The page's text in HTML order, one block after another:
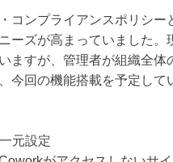
コンプライアンスポリシ
ーズが高まっていました
ますが、管理者が組織全
今回の機能搭載を予定して
元設定